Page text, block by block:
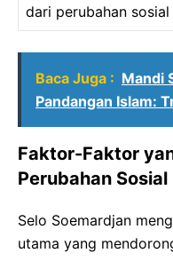
dari perubahan sosial
Baca Juga : Mandi
Pandangan Islam:
Faktor-Faktor
Perubahan Sosial
Selo Soemardjan
utama yang